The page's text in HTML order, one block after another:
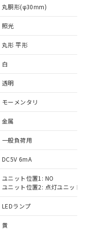
丸胴形(φ30mm)
照光
丸形 平形
白
透明
モーメンタリ
金属
一般負荷用
DC5V 6mA
ユニット位置1: NO
ユニット位置2: 点灯ユニット
LEDランプ
黄能な商品で